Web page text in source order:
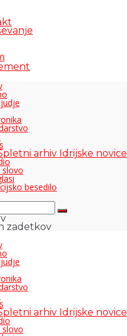
arhiv Idrijske novice
slovo
besedilo
zadetkov
arhiv Idrijske novice
slovo